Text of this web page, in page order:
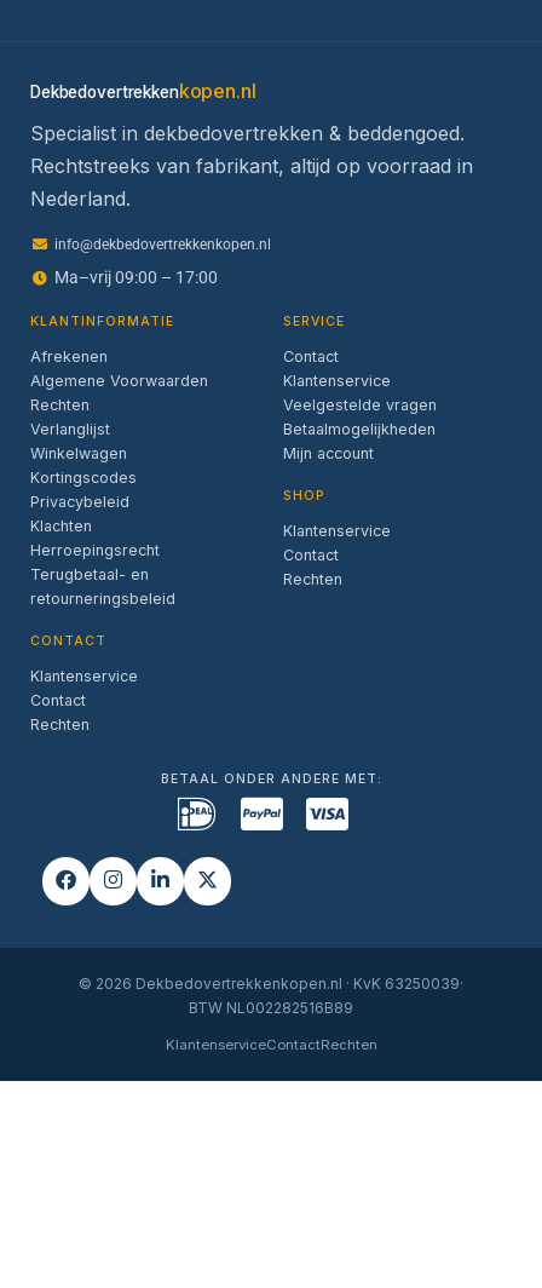
Dekbedovertrekkenkopen.nl
Specialist in dekbedovertrekken & beddengoed.
Rechtstreeks van fabrikant, altijd op voorraad in
Nederland.
info@dekbedovertrekkenkopen.nl
Ma–vrij 09:00 – 17:00
KLANTINFORMATIE
Afrekenen
Algemene Voorwaarden
Rechten
Verlanglijst
Winkelwagen
Kortingscodes
Privacybeleid
Klachten
Herroepingsrecht
Terugbetaal- en
retourneringsbeleid
CONTACT
Klantenservice
Contact
Rechten
SERVICE
Contact
Klantenservice
Veelgestelde vragen
Betaalmogelijkheden
Mijn account
SHOP
Klantenservice
Contact
Rechten
BETAAL ONDER ANDERE MET:
© 2026 Dekbedovertrekkenkopen.nl · KvK 63250039·
BTW NL002282516B89
KlantenserviceContactRechten